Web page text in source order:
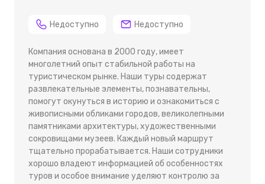
Недоступно Недоступно
Компания основана в 2000 году, имеет
многолетний опыт стабильной работы на
туристическом рынке. Наши туры содержат
развлекательные элементы, познавательны,
помогут окунуться в историю и ознакомиться с
живописными обликами городов, великолепными
памятниками архитектуры, художественными
сокровищами музеев. Каждый новый маршрут
тщательно прорабатывается. Наши сотрудники
хорошо владеют информацией об особенностях
туров и особое внимание уделяют контролю за